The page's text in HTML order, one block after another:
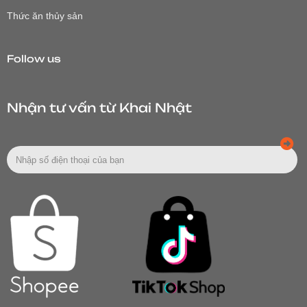
Thức ăn thủy sản
Follow us
Nhận tư vấn từ Khai Nhật